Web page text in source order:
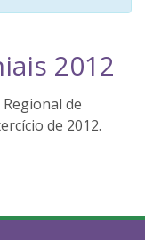
2012
de
de 2012.